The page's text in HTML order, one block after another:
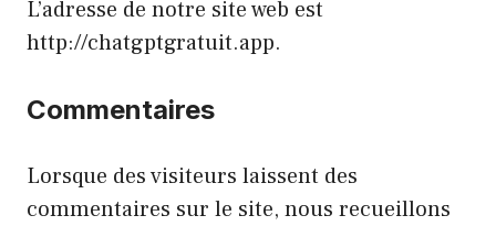
L’adresse de notre site web est
http://chatgptgratuit.app.
Commentaires
Lorsque des visiteurs laissent des
commentaires sur le site, nous recueillons